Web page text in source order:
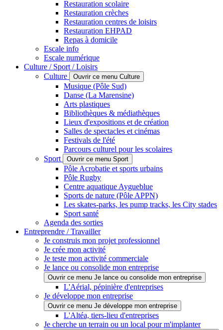
Restauration scolaire
Restauration crèches
Restauration centres de loisirs
Restauration EHPAD
Repas à domicile
Escale info
Escale numérique
Culture / Sport / Loisirs
Culture
Ouvrir ce menu Culture
Musique (Pôle Sud)
Danse (La Marensine)
Arts plastiques
Bibliothèques & médiathèques
Lieux d'expositions et de création
Salles de spectacles et cinémas
Festivals de l'été
Parcours culturel pour les scolaires
Sport
Ouvrir ce menu Sport
Pôle Acrobatie et sports urbains
Pôle Rugby
Centre aquatique Aygueblue
Sports de nature (Pôle APPN)
Les skates-parks, les pump tracks, les City stades
Sport santé
Agenda des sorties
Entreprendre / Travailler
Je construis mon projet professionnel
Je crée mon activité
Je teste mon activité commerciale
Je lance ou consolide mon entreprise
Ouvrir ce menu Je lance ou consolide mon entreprise
L'Aérial, pépinière d'entreprises
Je développe mon entreprise
Ouvrir ce menu Je développe mon entreprise
L'Altéa, tiers-lieu d'entreprises
Je cherche un terrain ou un local pour m'implanter